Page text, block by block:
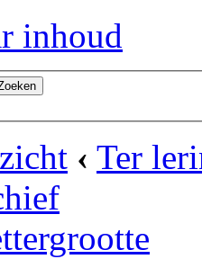
inhoud
‹ Ter